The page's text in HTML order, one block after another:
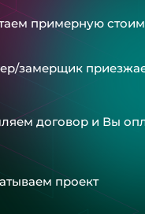
примерную
замерщик
договор и Вы
проект